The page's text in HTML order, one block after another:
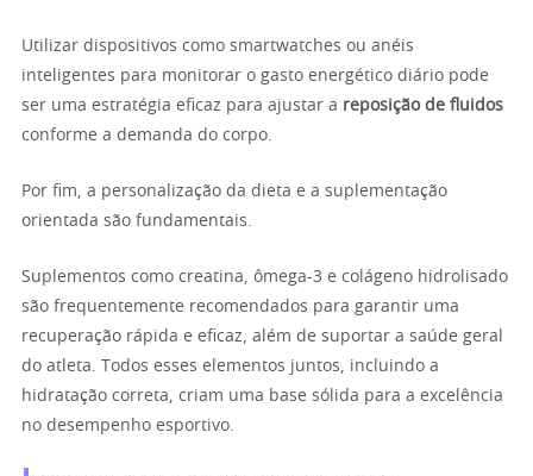
Utilizar dispositivos como smartwatches ou anéis
inteligentes para monitorar o gasto energético diário pode
ser uma estratégia eficaz para ajustar a reposição de fluidos
conforme a demanda do corpo.
Por fim, a personalização da dieta e a suplementação
orientada são fundamentais.
Suplementos como creatina, ômega-3 e colágeno hidrolisado
são frequentemente recomendados para garantir uma
recuperação rápida e eficaz, além de suportar a saúde geral
do atleta. Todos esses elementos juntos, incluindo a
hidratação correta, criam uma base sólida para a excelência
no desempenho esportivo.